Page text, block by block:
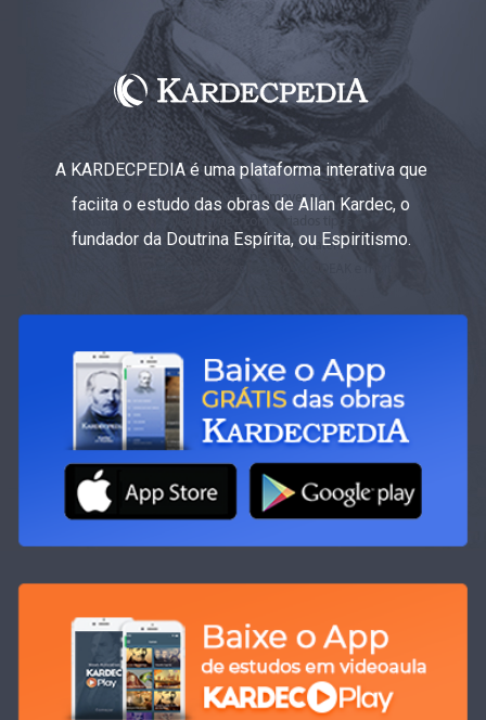
A KARDECPEDIA é uma plataforma interativa que
faciita o estudo das obras de Allan Kardec, o
fundador da Doutrina Espírita, ou Espiritismo.